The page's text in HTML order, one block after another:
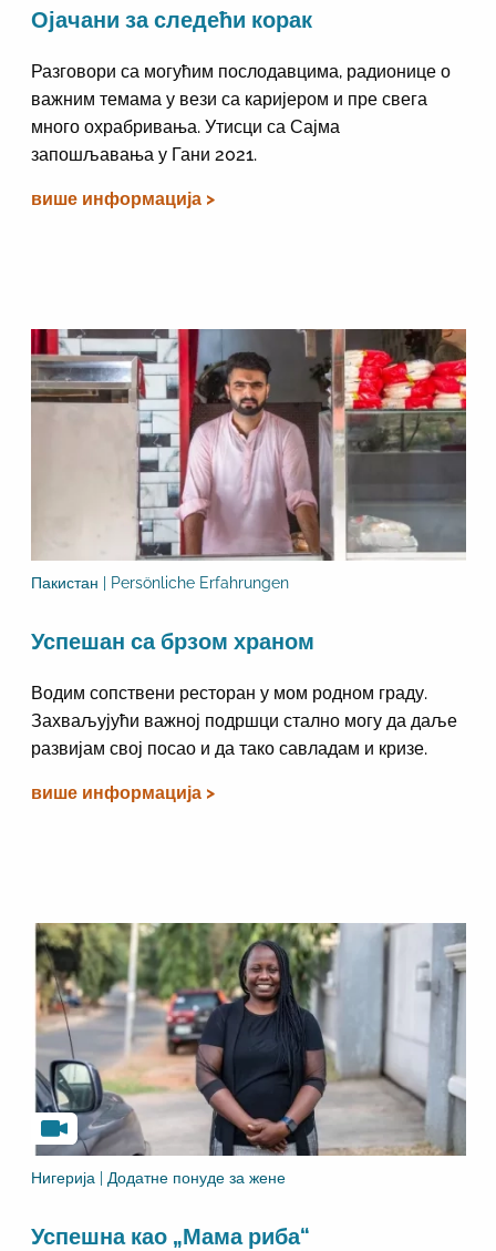
Ојачани за следећи корак
Разговори са могућим послодавцима, радионице о
важним темама у вези са каријером и пре свега
много охрабривања. Утисци са Сајма
запошљавања у Гани 2021.
више информација >
Пакистан | Persönliche Erfahrungen
Успешан са брзом храном
Водим сопствени ресторан у мом родном граду.
Захваљујући важној подршци стално могу да даље
развијам свој посао и да тако савладам и кризе.
више информација >
Нигерија | Додатне понуде за жене
Успешна као „Мама риба“